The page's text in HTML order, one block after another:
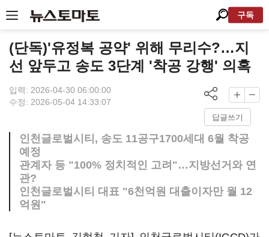
구독
(단독)'유정복 공약' 위해 무리수?…지
선 앞두고 송도 3단계 '착공 강행' 의혹
입력: 2026-04-30 06:00:00
수정: 2026-05-04 14:33:07
답글쓰기
인천글로벌시티, 송도 11공구1700세대 6월 착공
예정
관계자 등 "100% 정치적인 고려"…지방선거와 연
관?
인천글로벌시티 대표 "6천억원 대출이자만 월 12
억원"